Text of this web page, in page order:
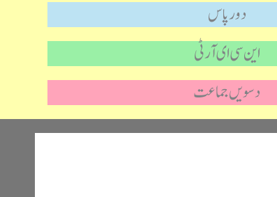
دور پاس
این سی ای آر ٹی
دسویں جماعت